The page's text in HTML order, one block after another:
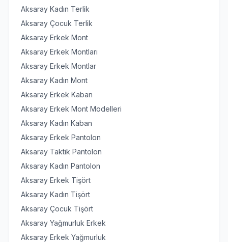
Aksaray Kadın Terlik
Aksaray Çocuk Terlik
Aksaray Erkek Mont
Aksaray Erkek Montları
Aksaray Erkek Montlar
Aksaray Kadın Mont
Aksaray Erkek Kaban
Aksaray Erkek Mont Modelleri
Aksaray Kadın Kaban
Aksaray Erkek Pantolon
Aksaray Taktik Pantolon
Aksaray Kadın Pantolon
Aksaray Erkek Tişört
Aksaray Kadın Tişört
Aksaray Çocuk Tişört
Aksaray Yağmurluk Erkek
Aksaray Erkek Yağmurluk